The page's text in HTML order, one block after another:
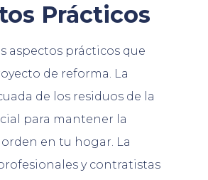
Prácticos
aspectos prácticos que
de reforma. La
de los residuos de la
para mantener la
orden en tu hogar. La
y contratistas